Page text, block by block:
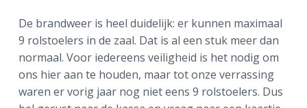
De brandweer is heel duidelijk: er kunnen maximaal
9 rolstoelers in de zaal. Dat is al een stuk meer dan
normaal. Voor iedereens veiligheid is het nodig om
ons hier aan te houden, maar tot onze verrassing
waren er vorig jaar nog niet eens 9 rolstoelers. Dus